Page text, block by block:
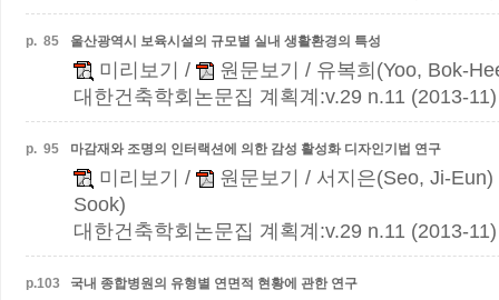
p. 85 울산광역시 보육시설의 규모별 실내 생활환경의 특성
미리보기 / 원문보기
/ 유복희(Yoo, Bok-
대한건축학회논문집 계획계:v.29 n.11 (2013-11)
p. 95 마감재와 조명의 인터랙션에 의한 감성 활성화 디자인기법 연구
미리보기 / 원문보기
/ 서지은(Seo, Ji-
Sook)
대한건축학회논문집 계획계:v.29 n.11 (2013-11)
p.103 국내 종합병원의 유형별 연면적 현황에 관한 연구